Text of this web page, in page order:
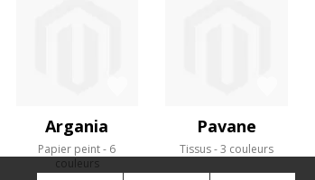
Argania
Papier peint
6
couleurs
Pavane
Tissus 3 couleurs